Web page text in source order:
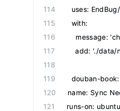
  uses
:
  with
:
    message
: '
    add
: './data/
  douban-book
:
name: Sync
runs-on: